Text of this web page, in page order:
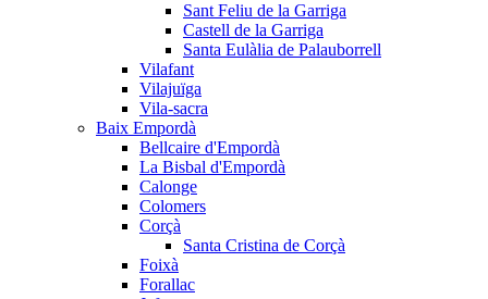
Sant Feliu de la Garriga
Castell de la Garriga
Santa Eulàlia de Palauborrell
Vilafant
Vilajuïga
Vila-sacra
Baix Empordà
Bellcaire d'Empordà
La Bisbal d'Empordà
Calonge
Colomers
Corçà
Santa Cristina de Corçà
Foixà
Forallac